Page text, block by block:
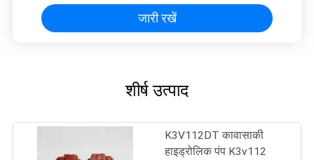
जारी रखें
शीर्ष उत्पाद
K3V112DT कावासाकी
हाइड्रोलिक पंप K3v112